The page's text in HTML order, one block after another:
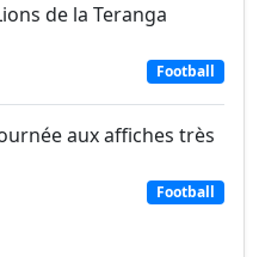
de la Teranga
Football
aux affiches très
Football